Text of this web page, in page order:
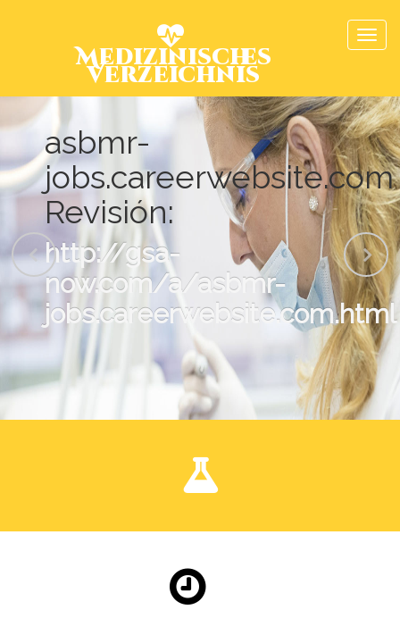
Medizinisches
Verzeichnis
asbmr-
jobs.careerwebsite.com
Revisión:
http://gsa-
now.com/a/asbmr-
jobs.careerwebsite.com.html